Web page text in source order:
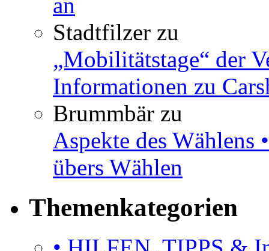
Stadtfilzer zu
„Mobilitätstage“ der
Informationen zu
Brummbär zu
Aspekte des
übers Wählen
Themenkategorien